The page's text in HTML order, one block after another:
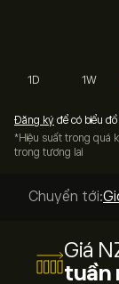
1D 1W
Đăng ký để có biểu
*Hiệu suất trong quá
trong tương lai
Chuyển tới:
Giá
tuần